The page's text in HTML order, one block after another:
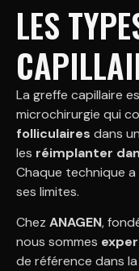
LES
La greffe capillaire
microchirurgie qui
folliculaires dans
les réimplanter
Chaque technique
ses limites.
Chez ANAGEN,
nous sommes
de référence dans